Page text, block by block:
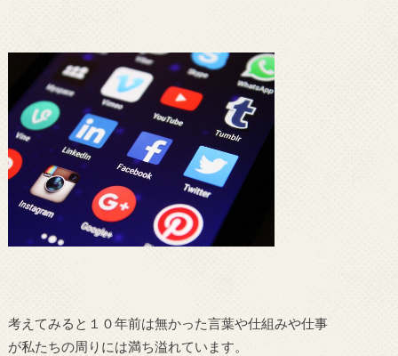
考えてみると１０年前は無かった言葉や仕組みや仕事
が私たちの周りには満ち溢れています。